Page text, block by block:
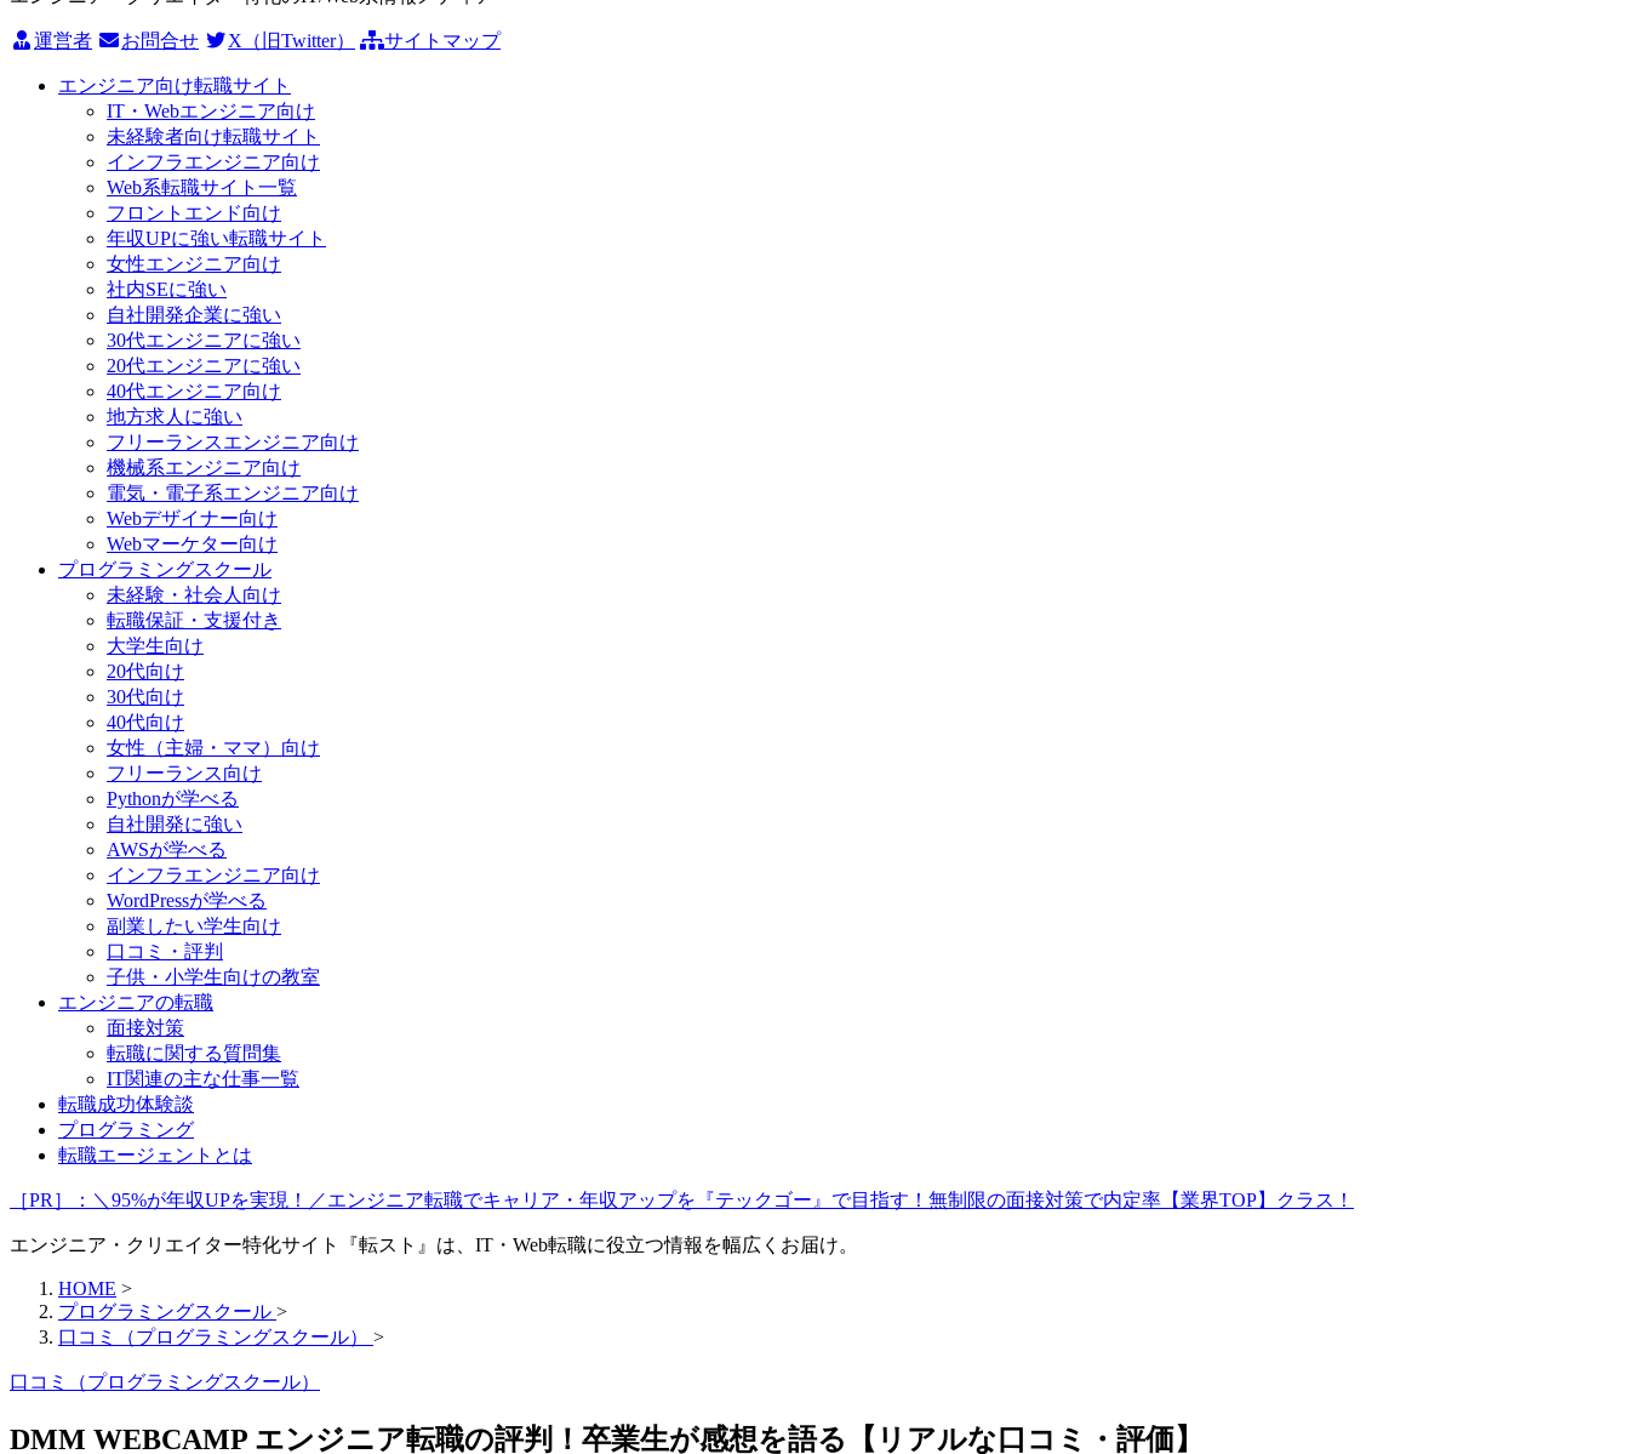
運営者 お問合せ X（旧Twitter） サイトマップ
エンジニア向け転職サイト
IT・Webエンジニア向け
未経験者向け転職サイト
インフラエンジニア向け
Web系転職サイト一覧
フロントエンド向け
年収UPに強い転職サイト
女性エンジニア向け
社内SEに強い
自社開発企業に強い
30代エンジニアに強い
20代エンジニアに強い
40代エンジニア向け
地方求人に強い
フリーランスエンジニア向け
機械系エンジニア向け
電気・電子系エンジニア向け
Webデザイナー向け
Webマーケター向け
プログラミングスクール
未経験・社会人向け
転職保証・支援付き
大学生向け
20代向け
30代向け
40代向け
女性（主婦・ママ）向け
フリーランス向け
Pythonが学べる
自社開発に強い
AWSが学べる
インフラエンジニア向け
WordPressが学べる
副業したい学生向け
口コミ・評判
子供・小学生向けの教室
エンジニアの転職
面接対策
転職に関する質問集
IT関連の主な仕事一覧
転職成功体験談
プログラミング
転職エージェントとは
［PR］：＼95%が年収UPを実現！／エンジニア転職でキャリア・年収アップを『テックゴー』で目指す！無制限の面接対策で内定率【業界TOP】クラス！
エンジニア・クリエイター特化サイト『転スト』は、IT・Web転職に役立つ情報を幅広くお届け。
HOME >
プログラミングスクール >
口コミ（プログラミングスクール）
>
口コミ（プログラミングスクール）
DMM WEBCAMP エンジニア転職の評判！卒業生が感想を語る【リアルな口コミ・評価】